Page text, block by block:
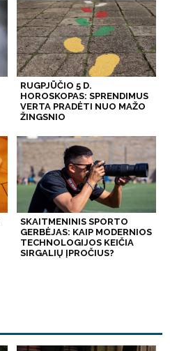
RUGPJŪČIO 5 D.
HOROSKOPAS: SPRENDIMUS
VERTA PRADĖTI NUO MAŽO
ŽINGSNIO
SKAITMENINIS SPORTO
GERBĖJAS: KAIP MODERNIOS
TECHNOLOGIJOS KEIČIA
SIRGALIŲ ĮPROČIUS?